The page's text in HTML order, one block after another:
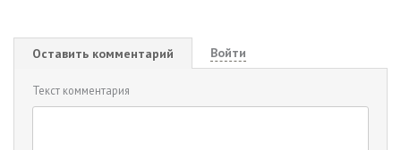
Оставить комментарий Войти
Текст комментария